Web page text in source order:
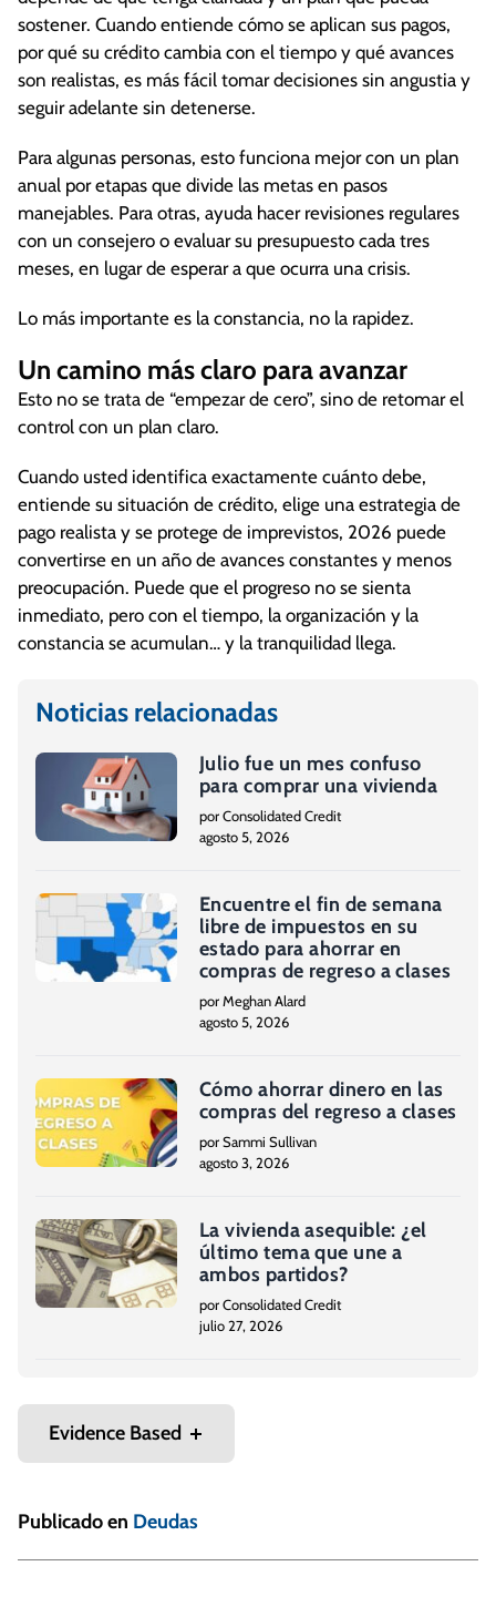
sostener. Cuando entiende cómo se aplican sus pagos,
por qué su crédito cambia con el tiempo y qué avances
son realistas, es más fácil tomar decisiones sin angustia y
seguir adelante sin detenerse.
Para algunas personas, esto funciona mejor con un plan
anual por etapas que divide las metas en pasos
manejables. Para otras, ayuda hacer revisiones regulares
con un consejero o evaluar su presupuesto cada tres
meses, en lugar de esperar a que ocurra una crisis.
Lo más importante es la constancia, no la rapidez.
Un camino más claro para avanzar
Esto no se trata de “empezar de cero”, sino de retomar el
control con un plan claro.
Cuando usted identifica exactamente cuánto debe,
entiende su situación de crédito, elige una estrategia de
pago realista y se protege de imprevistos, 2026 puede
convertirse en un año de avances constantes y menos
preocupación. Puede que el progreso no se sienta
inmediato, pero con el tiempo, la organización y la
constancia se acumulan… y la tranquilidad llega.
Noticias relacionadas
Julio fue un mes confuso
para comprar una vivienda
por Consolidated Credit
agosto 5, 2026
Encuentre el fin de semana
libre de impuestos en su
estado para ahorrar en
compras de regreso a clases
por Meghan Alard
agosto 5, 2026
Cómo ahorrar dinero en las
compras del regreso a clases
por Sammi Sullivan
agosto 3, 2026
La vivienda asequible: ¿el
último tema que une a
ambos partidos?
por Consolidated Credit
julio 27, 2026
Evidence Based
Publicado en Deudas